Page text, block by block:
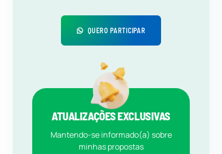
QUERO PARTICIPAR
ATUALIZAÇÕES EXCLUSIVAS
Mantendo-se informado(a) sobre
minhas propostas